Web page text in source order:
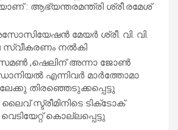
: ആഭ്യന്തരമന്ത്രി ശ്രീ.രമേശ്
മേയർ ശ്രീ. വി. വി.
സ്വീകരണം നൽകി
,ഷെലിന് അന്നാ ജോൺ
എന്നിവർ മാർത്തോമാ
തിരഞ്ഞെടുക്കപ്പെട്ടു
സ്ട്രീമിനിടെ ടിക്‌ടോക്
കൊല്ലപ്പെട്ടു